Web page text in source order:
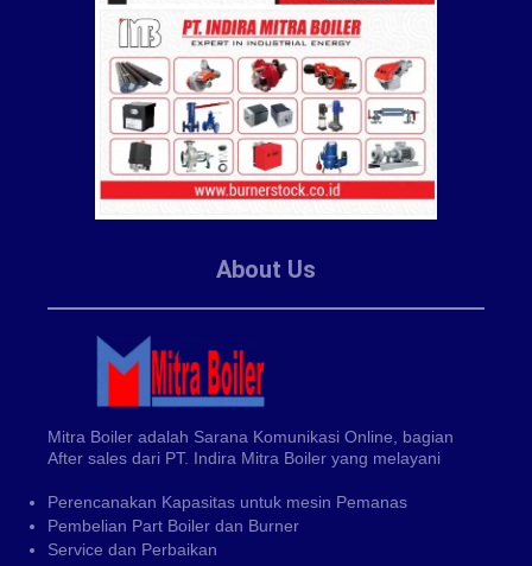
About Us
Mitra Boiler adalah Sarana Komunikasi Online, bagian
After sales dari PT. Indira Mitra Boiler yang melayani
Perencanakan Kapasitas untuk mesin Pemanas
Pembelian Part Boiler dan Burner
Service dan Perbaikan